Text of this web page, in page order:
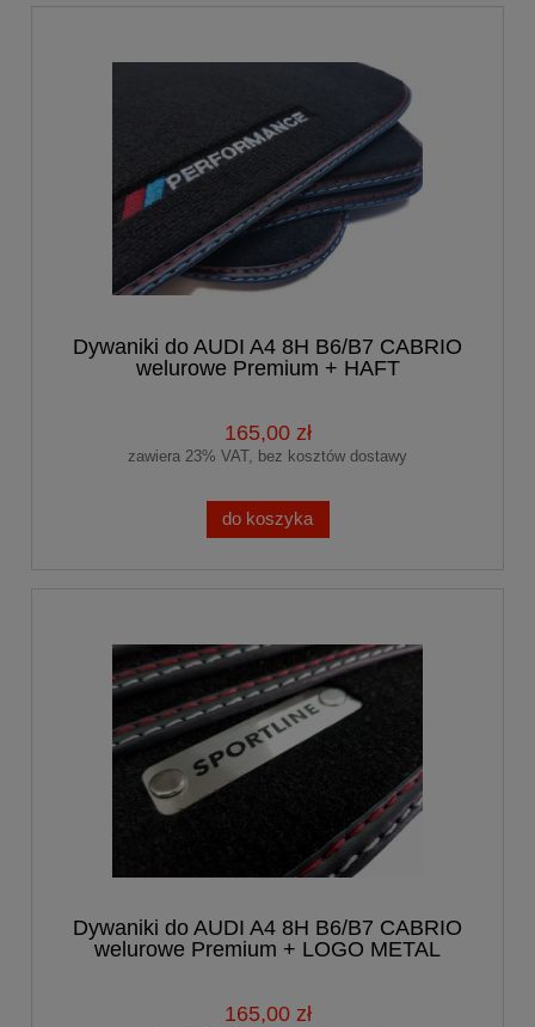
Dywaniki do AUDI A4 8H B6/B7 CABRIO
welurowe Premium + HAFT
165,00 zł
zawiera 23% VAT, bez kosztów dostawy
do koszyka
Dywaniki do AUDI A4 8H B6/B7 CABRIO
welurowe Premium + LOGO METAL
165,00 zł